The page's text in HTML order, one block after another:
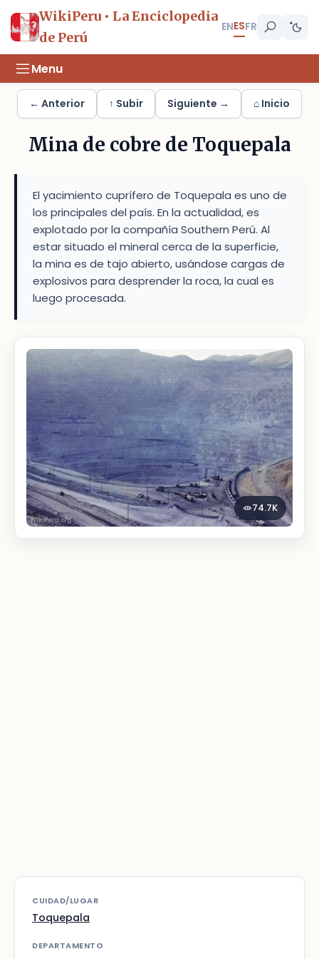
WikiPeru • La Enciclopedia
de Perú
ENESFR
Menu
← Anterior ↑ Subir Siguiente → ⌂ Inicio
Mina de cobre de Toquepala
El yacimiento cuprífero de Toquepala es uno de
los principales del país. En la actualidad, es
explotado por la compañía Southern Perú. Al
estar situado el mineral cerca de la superficie,
la mina es de tajo abierto, usándose cargas de
explosivos para desprender la roca, la cual es
luego procesada.
74.7K
CUIDAD/LUGAR
Toquepala
DEPARTAMENTO